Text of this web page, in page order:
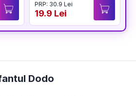
PRP: 30.9 Lei
19.9 Lei
Dodo